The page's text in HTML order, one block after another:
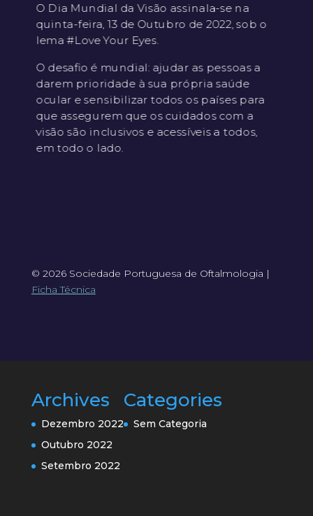
O Dia Mundial da Visão assinala-se na
quinta-feira, 13 de Outubro de 2022, sob o
lema #Love Your Eyes.
O desafio é mundial: ajudar as pessoas a
darem prioridade à sua própria saúde
ocular e sensibilizar todos os países para
que assegurem que os cuidados com a
visão são inclusivos e acessíveis a todos,
em todo o lado.
© 2026 Sociedade Portuguesa de Oftalmologia |
Ficha Técnica
Archives
Dezembro 2022
Outubro 2022
Setembro 2022
Categories
Sem Categoria